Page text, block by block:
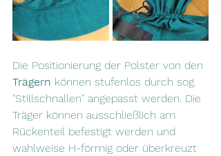
Die Positionierung der Polster von den
Trägern können stufenlos durch sog.
"Stillschnallen" angepasst werden. Die
Träger können ausschließlich am
Rückenteil befestigt werden und
wahlweise H-förmig oder überkreuzt